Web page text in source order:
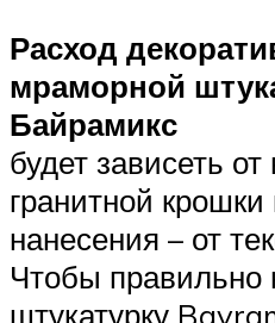
Расход
мраморной
Байрамикс
будет зависеть
гранитной
нанесения – от
Чтобы правильно
штукатурку